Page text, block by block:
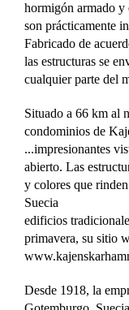
hormigón armado y
son prácticamente
Fabricado de
las estructuras se
cualquier parte del
Situado a 66 km al
condominios de
...impresionantes
abierto. Las
y colores que
Suecia
edificios
primavera, su sitio
Desde 1918, la